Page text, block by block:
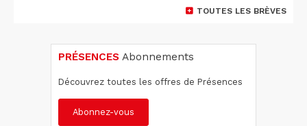
TOUTES LES BRÈVES
PRÉSENCES Abonnements
Découvrez toutes les offres de Présences
Abonnez-vous